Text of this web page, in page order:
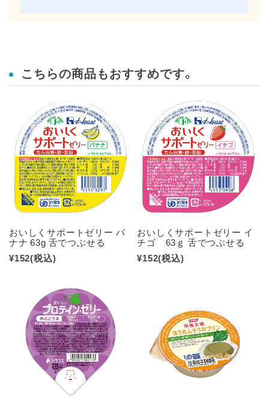
こちらの商品もおすすめです。
おいしくサポートゼリー バ
ナナ 63g 舌でつぶせる
¥152(税込)
おいしくサポートゼリー イ
チゴ 63ｇ 舌でつぶせる
¥152(税込)